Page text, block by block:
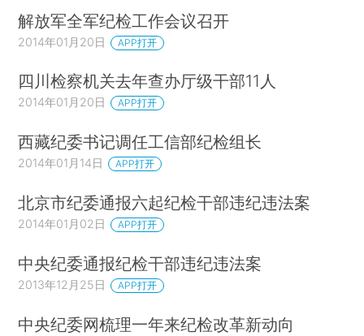
解放军全军纪检工作会议召开
2014年01月20日 APP打开
四川检察机关去年查办厅级干部11人
2014年01月20日 APP打开
西藏纪委书记调任工信部纪检组长
2014年01月14日 APP打开
北京市纪委通报六起纪检干部违纪违法案
2014年01月02日 APP打开
中央纪委通报纪检干部违纪违法案
2013年12月25日 APP打开
中央纪委网梳理一年来纪检改革新动向